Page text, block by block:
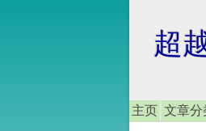
超
主页 文章分